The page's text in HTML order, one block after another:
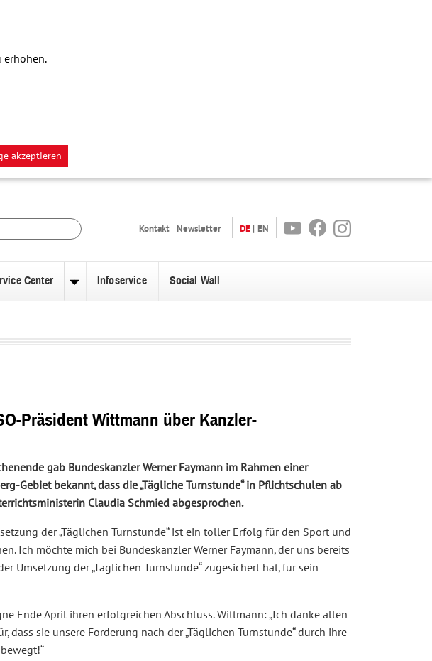
erhöhen.
akzeptieren
Kontakt Newsletter DE EN YoutubeFacebookInstagram
Center Infoservice Social Wall
Präsident Wittmann über Kanzler-
gab Bundeskanzler Werner Faymann im Rahmen einer
Gebiet bekannt, dass die „Tägliche Turnstunde“ in Pflichtschulen ab
Claudia Schmied abgesprochen.
der „Täglichen Turnstunde“ ist ein toller Erfolg für den Sport und
Ich möchte mich bei Bundeskanzler Werner Faymann, der uns bereits
Umsetzung der „Täglichen Turnstunde“ zugesichert hat, für sein
Ende April ihren erfolgreichen Abschluss. Wittmann: „Ich danke allen
sie unsere Forderung nach der „Täglichen Turnstunde“ durch ihre